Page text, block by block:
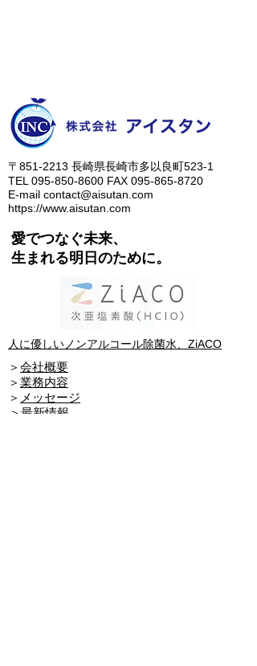
​〒851-2213 長崎県長崎市多以良町523-1
TEL 095-850-8600 FAX 095-865-8720
E-mail contact@aisutan.com
https://www.aisutan.com
愛でつなぐ未来、
​生まれる明日のために。
人に優しいノンアルコール除菌水、ZiACO
​＞ 会社概要
​＞ 業務内容
​＞ メッセージ
​＞ 最新情報